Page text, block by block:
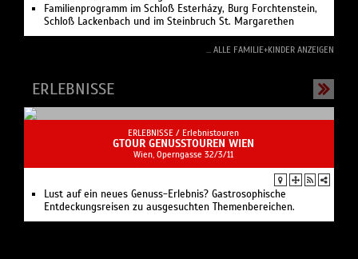
Familienprogramm im Schloß Esterházy, Burg Forchtenstein,
Schloß Lackenbach und im Steinbruch St. Margarethen
... ALLE FAMILIE+KINDER ANZEIGEN
ERLEBNISSE
ERLEBNISSE / Erlebnistouren
GTOUR GENUSSTOUREN WIEN
Wien, Operngasse 32/3/11
Lust auf ein neues Genuss-Erlebnis? Gastrosophische
Entdeckungsreisen zu ausgesuchten Themenbereichen.